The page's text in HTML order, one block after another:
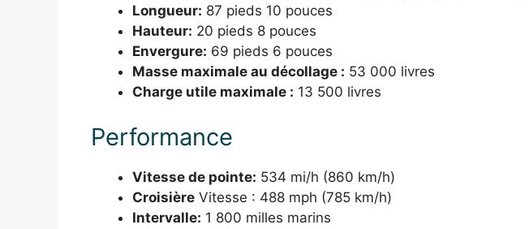
Longueur: 87 pieds 10 pouces
Hauteur: 20 pieds 8 pouces
Envergure: 69 pieds 6 pouces
Masse maximale au décollage : 53 000 livres
Charge utile maximale : 13 500 livres
Performance
Vitesse de pointe: 534 mi/h (860 km/h)
Croisière Vitesse : 488 mph (785 km/h)
Intervalle: 1 800 milles marins